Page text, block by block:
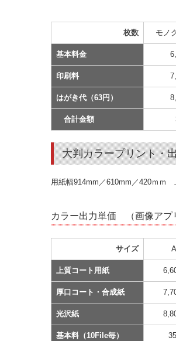
枚数 モノ
基本料金
印刷料
はがき代（63円）
合計金額
大判カラープリント・
用紙幅914mm／610mm／420ｍｍ
カラー出力単価 （画像ア
サイズ
上質コート用紙
厚口コート・合成紙
光沢紙
基本料（10File毎）